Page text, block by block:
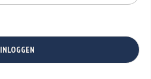
INLOGGEN